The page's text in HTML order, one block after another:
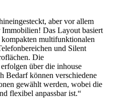
aber vor allem
Immobilien! Das Layout basiert
multifunktionalen
und Silent
Die
über die inhouse
Bedarf können verschiedene
gewählt werden, wobei die
flexibel anpassbar ist.“